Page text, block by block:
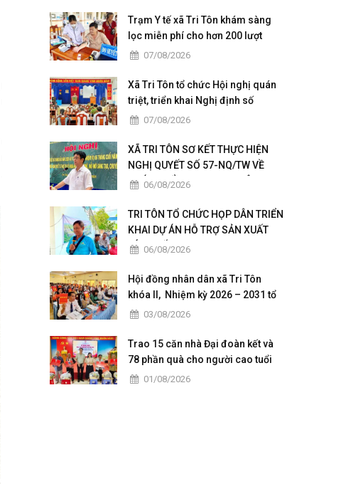
Trạm Y tế xã Tri Tôn khám sàng
lọc miễn phí cho hơn 200 lượt
người dân ấp Tô Thuận.
07/08/2026
Xã Tri Tôn tổ chức Hội nghị quán
triệt, triển khai Nghị định số
236/2026/NĐ-CP và Nghị định số
07/08/2026
XÃ TRI TÔN SƠ KẾT THỰC HIỆN
NGHỊ QUYẾT SỐ 57-NQ/TW VỀ
PHÁT TRIỂN KHOA HỌC, CÔNG
CHUYỂN ĐỔI SỐ
06/08/2026
TRI TÔN TỔ CHỨC HỌP DÂN TRIỂN
KHAI DỰ ÁN HỖ TRỢ SẢN XUẤT
LÚA CHẤT LƯỢNG CAO THEO
THẤP
06/08/2026
Hội đồng nhân dân xã Tri Tôn
khóa II, Nhiệm kỳ 2026 – 2031 tổ
chức kỳ họp thứ 4 giữa năm 2026
03/08/2026
Trao 15 căn nhà Đại đoàn kết và
78 phần quà cho người cao tuổi
có hoàn cảnh đặc biệt khó khăn
01/08/2026